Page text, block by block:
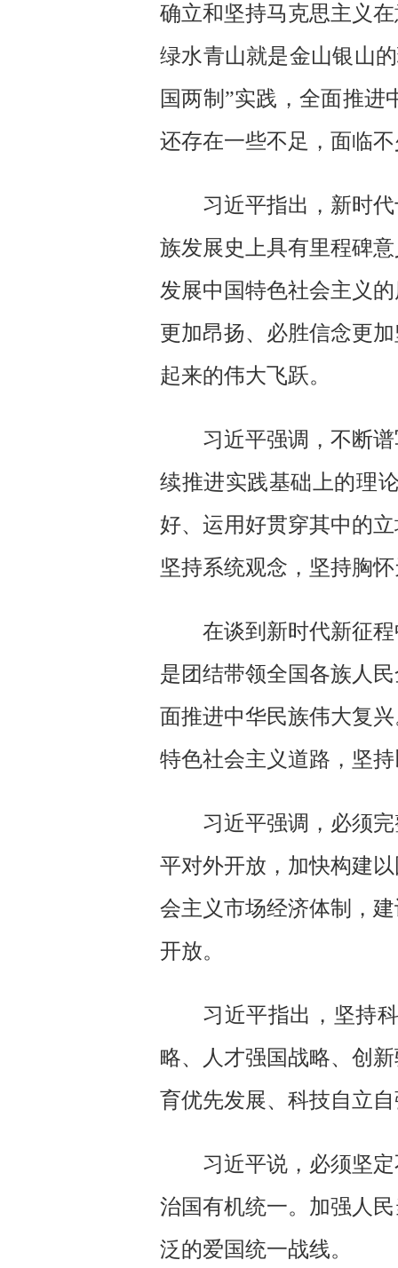
确立和坚持马克思主义
绿水青山就是金山银山
国两制”实践，全面推
还存在一些不足，面临
习近平指出，新时
族发展史上具有里程碑
发展中国特色社会主义
更加昂扬、必胜信念更
起来的伟大飞跃。
习近平强调，不断
续推进实践基础上的理
好、运用好贯穿其中的
坚持系统观念，坚持胸
在谈到新时代新征
是团结带领全国各族人
面推进中华民族伟大复
特色社会主义道路，坚
习近平强调，必须
平对外开放，加快构建
会主义市场经济体制，
开放。
习近平指出，坚持
略、人才强国战略、创
育优先发展、科技自立
习近平说，必须坚
治国有机统一。加强人
泛的爱国统一战线。